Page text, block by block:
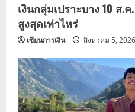
เงินกลุ่มเปราะบาง 10 ส.
สูงสุดเท่าไหร่
เซียนการเงิน สิงหาคม 5, 2026